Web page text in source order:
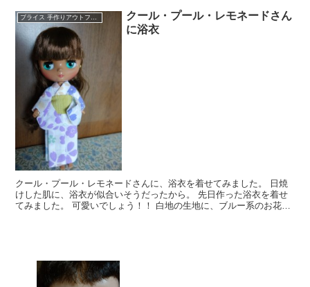
ブライス 手作りアウトフィット
クール・プール・レモネードさん
に浴衣
クール・プール・レモネードさんに、浴衣を着せてみました。 日焼
けした肌に、浴衣が似合いそうだったから。 先日作った浴衣を着せ
てみました。 可愛いでしょう！！ 白地の生地に、ブルー系のお花の